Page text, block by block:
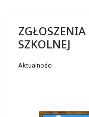
SZKOLNEJ
Aktualności